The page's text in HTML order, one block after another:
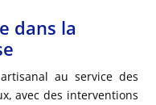
dans la
au service des
avec des interventions